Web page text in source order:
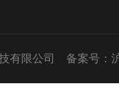
有限公司 备案号：